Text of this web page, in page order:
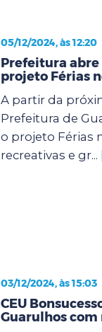
05/12/2024, às 12:20
Prefeitura
projeto Férias
A partir da
Prefeitura de
o projeto Férias
recreativas e gr...
03/12/2024, às 15:03
CEU
Guarulhos